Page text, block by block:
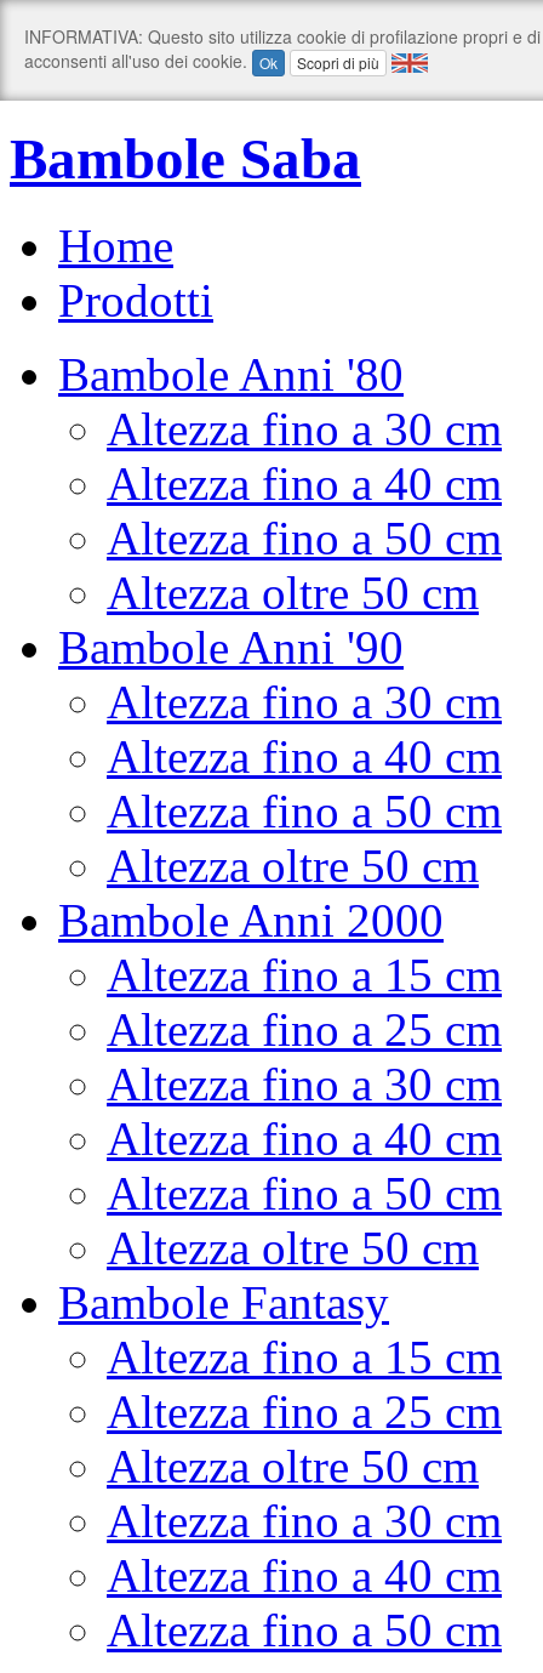
Bambole Saba
Home
Prodotti
Bambole Anni '80
Altezza fino a 30 cm
Altezza fino a 40 cm
Altezza fino a 50 cm
Altezza oltre 50 cm
Bambole Anni '90
Altezza fino a 30 cm
Altezza fino a 40 cm
Altezza fino a 50 cm
Altezza oltre 50 cm
Bambole Anni 2000
Altezza fino a 15 cm
Altezza fino a 25 cm
Altezza fino a 30 cm
Altezza fino a 40 cm
Altezza fino a 50 cm
Altezza oltre 50 cm
Bambole Fantasy
Altezza fino a 15 cm
Altezza fino a 25 cm
Altezza oltre 50 cm
Altezza fino a 30 cm
Altezza fino a 40 cm
Altezza fino a 50 cm